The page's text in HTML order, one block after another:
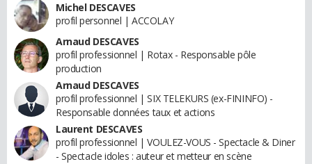
Michel DESCAVES
profil personnel | ACCOLAY
Arnaud DESCAVES
profil professionnel | Rotax - Responsable pôle
production
Arnaud DESCAVES
profil professionnel | SIX TELEKURS (ex-FININFO) -
Responsable données taux et actions
Laurent DESCAVES
profil professionnel | VOULEZ-VOUS - Spectacle & Diner
- Spectacle idoles : auteur et metteur en scène